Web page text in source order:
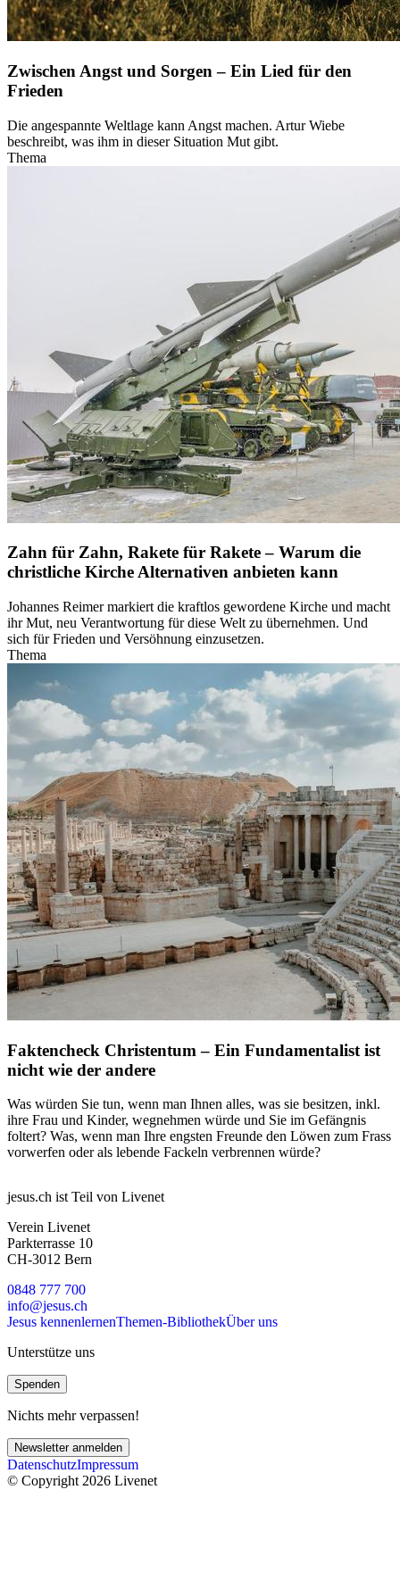
Zwischen Angst und Sorgen – Ein Lied für den
Frieden
Die angespannte Weltlage kann Angst machen. Artur Wiebe
beschreibt, was ihm in dieser Situation Mut gibt.
Thema
Zahn für Zahn, Rakete für Rakete – Warum die
christliche Kirche Alternativen anbieten kann
Johannes Reimer markiert die kraftlos gewordene Kirche und macht
ihr Mut, neu Verantwortung für diese Welt zu übernehmen. Und
sich für Frieden und Versöhnung einzusetzen.
Thema
Faktencheck Christentum – Ein Fundamentalist ist
nicht wie der andere
Was würden Sie tun, wenn man Ihnen alles, was sie besitzen, inkl.
ihre Frau und Kinder, wegnehmen würde und Sie im Gefängnis
foltert? Was, wenn man Ihre engsten Freunde den Löwen zum Frass
vorwerfen oder als lebende Fackeln verbrennen würde?
jesus.ch ist Teil von Livenet
Verein Livenet
Parkterrasse 10
CH-3012 Bern
0848 777 700
info@jesus.ch
Jesus kennenlernenThemen-BibliothekÜber uns
Unterstütze uns
Spenden
Nichts mehr verpassen!
Newsletter anmelden
DatenschutzImpressum
© Copyright 2026 Livenet